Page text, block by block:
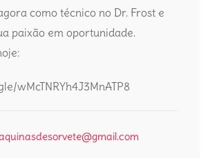
como técnico no Dr. Frost e
paixão em oportunidade.
wMcTNRYh4J3MnATP8